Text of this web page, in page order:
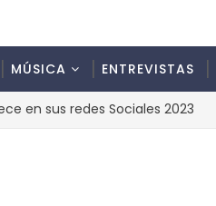
MÚSICA ENTREVISTAS
sus redes Sociales 2023